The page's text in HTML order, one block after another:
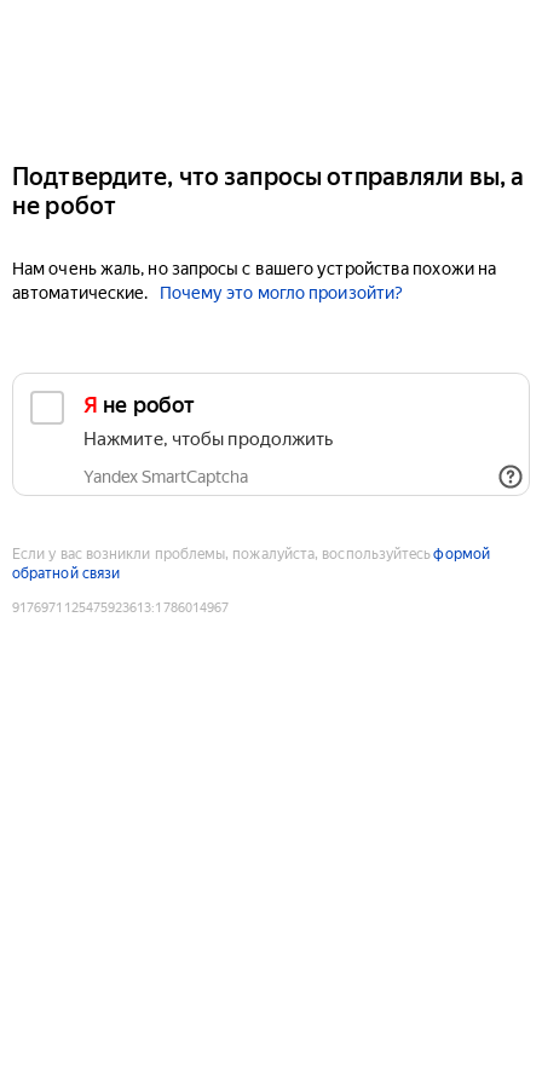
Подтвердите, что запросы отправляли вы, а
не робот
Нам очень жаль, но запросы с вашего устройства похожи на
автоматические.
Почему это могло произойти?
Я не робот
Нажмите, чтобы продолжить
Yandex SmartCaptcha
Если у вас возникли проблемы, пожалуйста, воспользуйтесьформой
обратной связи
9176971125475923613:1786014967